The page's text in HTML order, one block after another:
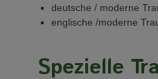
deutsche / moderne
englische /moderne
Spezielle